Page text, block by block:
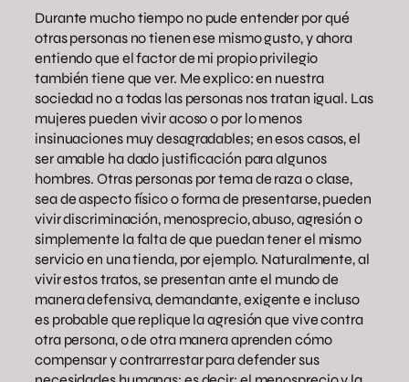
Durante mucho tiempo no pude entender por qué
otras personas no tienen ese mismo gusto, y ahora
entiendo que el factor de mi propio privilegio
también tiene que ver. Me explico: en nuestra
sociedad no a todas las personas nos tratan igual. Las
mujeres pueden vivir acoso o por lo menos
insinuaciones muy desagradables; en esos casos, el
ser amable ha dado justificación para algunos
hombres. Otras personas por tema de raza o clase,
sea de aspecto físico o forma de presentarse, pueden
vivir discriminación, menosprecio, abuso, agresión o
simplemente la falta de que puedan tener el mismo
servicio en una tienda, por ejemplo. Naturalmente, al
vivir estos tratos, se presentan ante el mundo de
manera defensiva, demandante, exigente e incluso
es probable que replique la agresión que vive contra
otra persona, o de otra manera aprenden cómo
compensar y contrarrestar para defender sus